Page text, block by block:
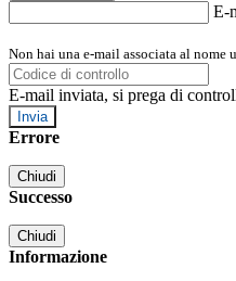
E-
Non hai una e-mail associata al nome
E-mail inviata, si prega di
Errore
Chiudi
Successo
Chiudi
Informazione